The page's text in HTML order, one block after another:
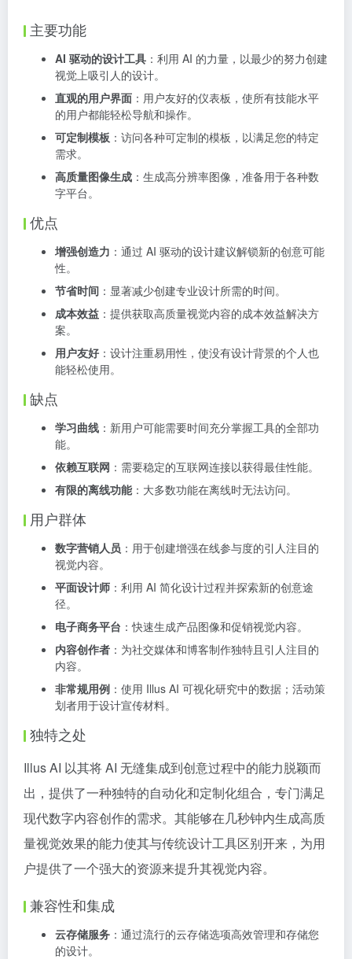
主要功能
AI 驱动的设计工具 ：利用 AI 的力量，以最少的努力创建
视觉上吸引人的设计。
直观的用户界面 ：用户友好的仪表板，使所有技能水平
的用户都能轻松导航和操作。
可定制模板 ：访问各种可定制的模板，以满足您的特定
需求。
高质量图像生成 ：生成高分辨率图像，准备用于各种数
字平台。
优点
增强创造力 ：通过 AI 驱动的设计建议解锁新的创意可能
性。
节省时间 ：显著减少创建专业设计所需的时间。
成本效益 ：提供获取高质量视觉内容的成本效益解决方
案。
用户友好 ：设计注重易用性，使没有设计背景的个人也
能轻松使用。
缺点
学习曲线 ：新用户可能需要时间充分掌握工具的全部功
能。
依赖互联网 ：需要稳定的互联网连接以获得最佳性能。
有限的离线功能：大多数功能在离线时无法访问。
用户群体
数字营销人员 ：用于创建增强在线参与度的引人注目的
视觉内容。
平面设计师 ：利用 AI 简化设计过程并探索新的创意途
径。
电子商务平台 ：快速生成产品图像和促销视觉内容。
内容创作者 ：为社交媒体和博客制作独特且引人注目的
内容。
非常规用例 ：使用 Illus AI 可视化研究中的数据；活动策
划者用于设计宣传材料。
独特之处
Illus AI 以其将 AI 无缝集成到创意过程中的能力脱颖而
出，提供了一种独特的自动化和定制化组合，专门满足
现代数字内容创作的需求。其能够在几秒钟内生成高质
量视觉效果的能力使其与传统设计工具区别开来，为用
户提供了一个强大的资源来提升其视觉内容。
兼容性和集成
云存储服务 ：通过流行的云存储选项高效管理和存储您
的设计。